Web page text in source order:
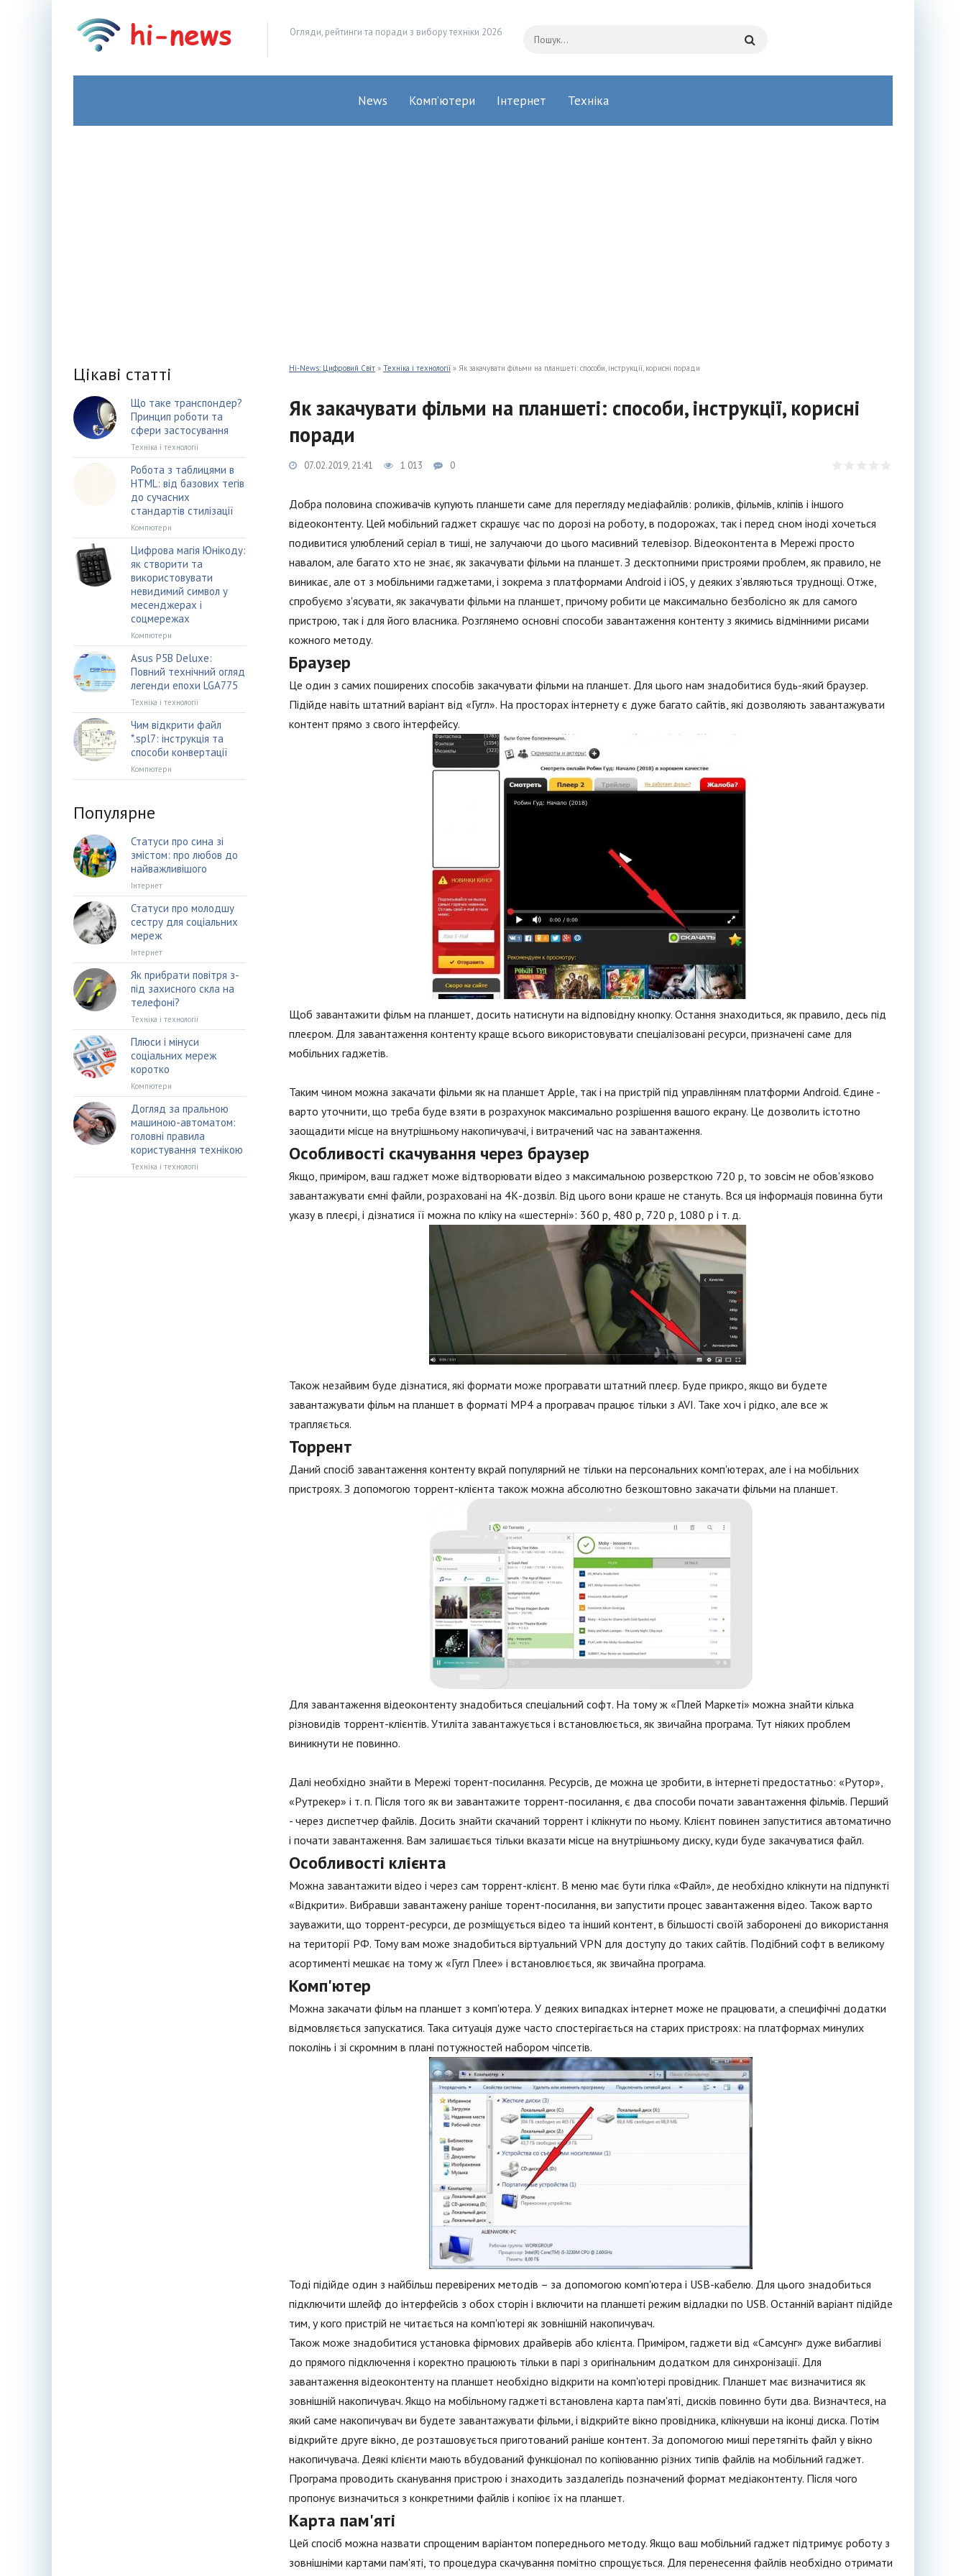
Огляди, рейтинги та поради з вибору техніки 2026
News Комп’ютери Інтернет Техніка
Hi-News: Цифровий Світ » Техніка і технології » Як закачувати фільми на планшеті: способи, інструкції, корисні поради
Як закачувати фільми на планшеті: способи, інструкції, корисні
поради
07.02.2019, 21:41 1 013 0
Добра половина споживачів купують планшети саме для перегляду медіафайлів: роликів, фільмів, кліпів і іншого
відеоконтенту. Цей мобільний гаджет скрашує час по дорозі на роботу, в подорожах, так і перед сном іноді хочеться
подивитися улюблений серіал в тиші, не залучаючи до цього масивний телевізор. Відеоконтента в Мережі просто
навалом, але багато хто не знає, як закачувати фільми на планшет. З десктопними пристроями проблем, як правило, не
виникає, але от з мобільними гаджетами, і зокрема з платформами Android і iOS, у деяких з'являються труднощі. Отже,
спробуємо з'ясувати, як закачувати фільми на планшет, причому робити це максимально безболісно як для самого
пристрою, так і для його власника. Розглянемо основні способи завантаження контенту з якимись відмінними рисами
кожного методу.
Браузер
Це один з самих поширених способів закачувати фільми на планшет. Для цього нам знадобитися будь-який браузер.
Підійде навіть штатний варіант від «Гугл». На просторах інтернету є дуже багато сайтів, які дозволяють завантажувати
контент прямо з свого інтерфейсу.
Щоб завантажити фільм на планшет, досить натиснути на відповідну кнопку. Остання знаходиться, як правило, десь під
плеєром. Для завантаження контенту краще всього використовувати спеціалізовані ресурси, призначені саме для
мобільних гаджетів.
Таким чином можна закачати фільми як на планшет Apple, так і на пристрій під управлінням платформи Android. Єдине -
варто уточнити, що треба буде взяти в розрахунок максимально розрішення вашого екрану. Це дозволить істотно
заощадити місце на внутрішньому накопичувачі, і витрачений час на завантаження.
Особливості скачування через браузер
Якщо, приміром, ваш гаджет може відтворювати відео з максимальною розверсткою 720 р, то зовсім не обов'язково
завантажувати ємні файли, розраховані на 4К-дозвіл. Від цього вони краше не стануть. Вся ця інформація повинна бути
указу в плеєрі, і дізнатися її можна по кліку на «шестерні»: 360 р, 480 р, 720 р, 1080 р і т. д.
Також незайвим буде дізнатися, які формати може програвати штатний плеєр. Буде прикро, якщо ви будете
завантажувати фільм на планшет в форматі МР4 а програвач працює тільки з AVI. Таке хоч і рідко, але все ж
трапляється.
Торрент
Даний спосіб завантаження контенту вкрай популярний не тільки на персональних комп'ютерах, але і на мобільних
пристроях. З допомогою торрент-клієнта також можна абсолютно безкоштовно закачати фільми на планшет.
Для завантаження відеоконтенту знадобиться спеціальний софт. На тому ж «Плей Маркеті» можна знайти кілька
різновидів торрент-клієнтів. Утиліта завантажується і встановлюється, як звичайна програма. Тут ніяких проблем
виникнути не повинно.
Далі необхідно знайти в Мережі торент-посилання. Ресурсів, де можна це зробити, в інтернеті предостатньо: «Рутор»,
«Рутрекер» і т. п. Після того як ви завантажите торрент-посилання, є два способи почати завантаження фільмів. Перший
- через диспетчер файлів. Досить знайти скачаний торрент і клікнути по ньому. Клієнт повинен запуститися автоматично
і почати завантаження. Вам залишається тільки вказати місце на внутрішньому диску, куди буде закачуватися файл.
Особливості клієнта
Можна завантажити відео і через сам торрент-клієнт. В меню має бути гілка «Файл», де необхідно клікнути на підпункті
«Відкрити». Вибравши завантажену раніше торент-посилання, ви запустити процес завантаження відео. Також варто
зауважити, що торрент-ресурси, де розміщується відео та інший контент, в більшості своїй заборонені до використання
на території РФ. Тому вам може знадобиться віртуальний VPN для доступу до таких сайтів. Подібний софт в великому
асортименті мешкає на тому ж «Гугл Плее» і встановлюється, як звичайна програма.
Комп'ютер
Можна закачати фільм на планшет з комп'ютера. У деяких випадках інтернет може не працювати, а специфічні додатки
відмовляється запускатися. Така ситуація дуже часто спостерігається на старих пристроях: на платформах минулих
поколінь і зі скромним в плані потужностей набором чіпсетів.
Тоді підійде один з найбільш перевірених методів – за допомогою комп'ютера і USB-кабелю. Для цього знадобиться
підключити шлейф до інтерфейсів з обох сторін і включити на планшеті режим відладки по USB. Останній варіант підійде
тим, у кого пристрій не читається на комп'ютері як зовнішній накопичувач.
Також може знадобитися установка фірмових драйверів або клієнта. Приміром, гаджети від «Самсунг» дуже вибагливі
до прямого підключення і коректно працюють тільки в парі з оригінальним додатком для синхронізації. Для
завантаження відеоконтенту на планшет необхідно відкрити на комп'ютері провідник. Планшет має визначитися як
зовнішній накопичувач. Якщо на мобільному гаджеті встановлена карта пам'яті, дисків повинно бути два. Визначтеся, на
який саме накопичувач ви будете завантажувати фільми, і відкрийте вікно провідника, клікнувши на іконці диска. Потім
відкрийте друге вікно, де розташовується приготований раніше контент. За допомогою миші перетягніть файл у вікно
накопичувача. Деякі клієнти мають вбудований функціонал по копіюванню різних типів файлів на мобільний гаджет.
Програма проводить сканування пристрою і знаходить заздалегідь позначений формат медіаконтенту. Після чого
пропонує визначиться з конкретними файлів і копіює їх на планшет.
Карта пам'яті
Цей спосіб можна назвати спрощеним варіантом попереднього методу. Якщо ваш мобільний гаджет підтримує роботу з
зовнішніми картами пам'яті, то процедура скачування помітно спрощується. Для перенесення файлів необхідно отримати
Цікаві статті
Що таке транспондер?
Принцип роботи та
сфери застосування
Техніка і технології
Робота з таблицями в
HTML: від базових тегів
до сучасних
стандартів стилізації
Компютери
Цифрова магія Юнікоду:
як створити та
використовувати
невидимий символ у
месенджерах і
соцмережах
Компютери
Asus P5B Deluxe:
Повний технічний огляд
легенди епохи LGA775
Техніка і технології
Чим відкрити файл
*.spl7: інструкція та
способи конвертації
Компютери
Популярне
Статуси про сина зі
змістом: про любов до
найважливішого
Інтернет
Статуси про молодшу
сестру для соціальних
мереж
Інтернет
Як прибрати повітря з-
під захисного скла на
телефоні?
Техніка і технології
Плюси і мінуси
соціальних мереж
коротко
Компютери
Догляд за пральною
машиною-автоматом:
головні правила
користування технікою
Техніка і технології